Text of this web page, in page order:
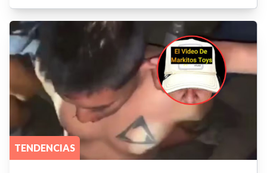
TENDENCIAS